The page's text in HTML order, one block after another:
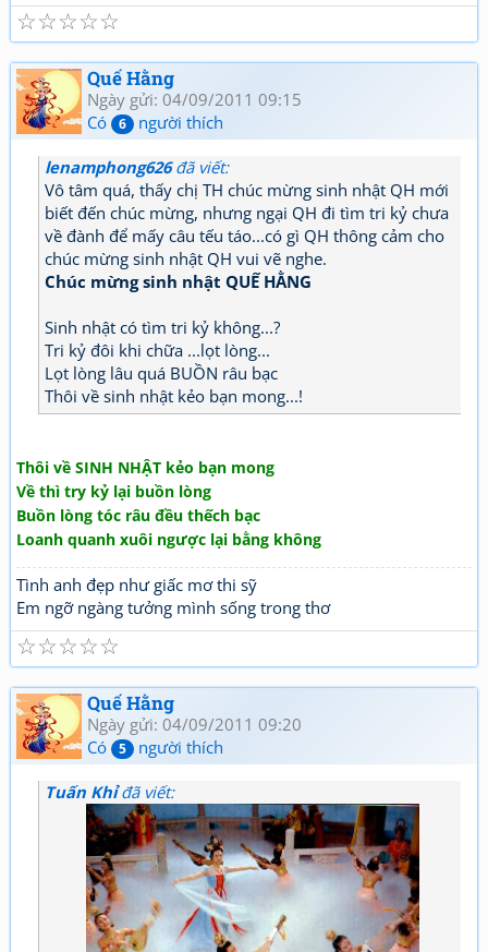
☆
☆
☆
☆
☆
Quế Hằng
Ngày gửi: 04/09/2011 09:15
Có
6 người thích
lenamphong626đã viết:
Vô tâm quá, thấy chị TH chúc mừng sinh nhật QH mới
biết đến chúc mừng, nhưng ngại QH đi tìm tri kỷ chưa
về đành để mấy câu tếu táo...có gì QH thông cảm cho
chúc mừng sinh nhật QH vui vẽ nghe.
Chúc mừng sinh nhật QUẾ HẰNG
Sinh nhật có tìm tri kỷ không...?
Tri kỷ đôi khi chữa ...lọt lòng...
Lọt lòng lâu quá BUỒN râu bạc
Thôi về sinh nhật kẻo bạn mong...!
Thôi về SINH NHẬT kẻo bạn mong
Về thì try kỷ lại buồn lòng
Buồn lòng tóc râu đều thếch bạc
Loanh quanh xuôi ngược lại bằng không
Tình anh đẹp như giấc mơ thi sỹ
Em ngỡ ngàng tưởng mình sống trong thơ
☆
☆
☆
☆
☆
Quế Hằng
Ngày gửi: 04/09/2011 09:20
Có
5 người thích
Tuấn Khỉđã viết: